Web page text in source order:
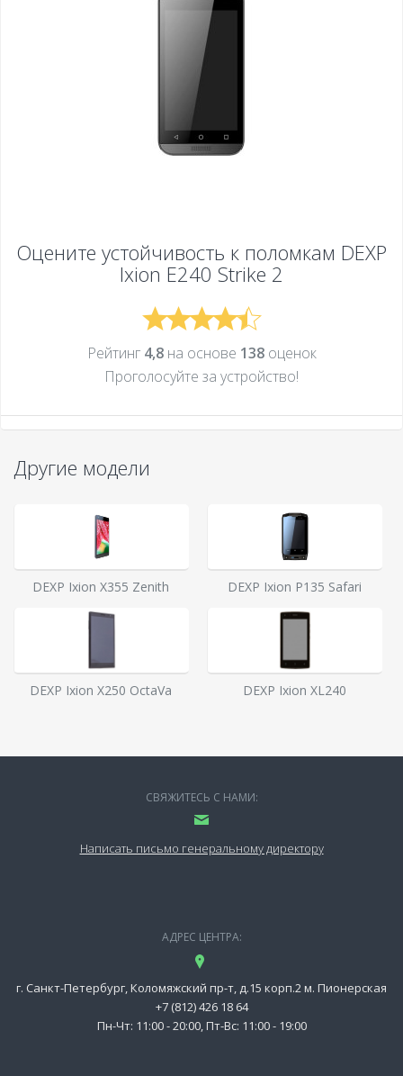
Оцените устойчивость к поломкам DEXP
Ixion E240 Strike 2
Рейтинг 4,8на основе 138оценок
Проголосуйте за устройcтво!
Другие модели
DEXP Ixion X355 Zenith DEXP Ixion P135 Safari
DEXP Ixion X250 OctaVa DEXP Ixion XL240
СВЯЖИТЕСЬ С НАМИ:
Написать письмо генеральному директору
АДРЕС ЦЕНТРА:
г. Санкт-Петербург, Коломяжский пр-т, д.15 корп.2 м. Пионерская
+7 (812) 426 18 64
Пн-Чт: 11:00 - 20:00, Пт-Вс: 11:00 - 19:00